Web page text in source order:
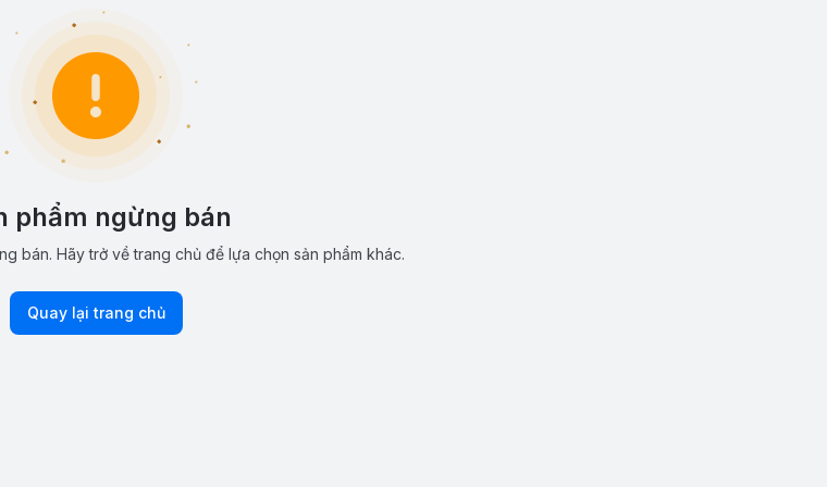
phẩm ngừng bán
bán. Hãy trở về trang chủ để lựa chọn sản phẩm khác.
Quay lại trang chủ